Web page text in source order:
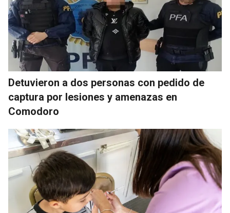
Detuvieron a dos personas con pedido de
captura por lesiones y amenazas en
Comodoro